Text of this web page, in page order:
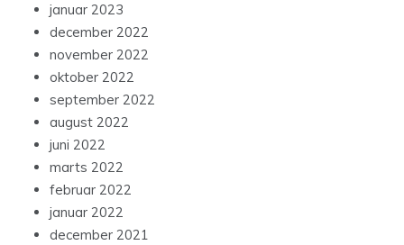
januar 2023
december 2022
november 2022
oktober 2022
september 2022
august 2022
juni 2022
marts 2022
februar 2022
januar 2022
december 2021